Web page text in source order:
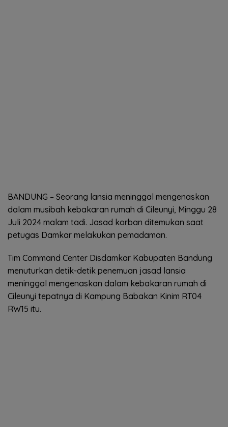
BANDUNG – Seorang lansia meninggal mengenaskan
dalam musibah kebakaran rumah di Cileunyi, Minggu 28
Juli 2024 malam tadi. Jasad korban ditemukan saat
petugas Damkar melakukan pemadaman.
Tim Command Center Disdamkar Kabupaten Bandung
menuturkan detik-detik penemuan jasad lansia
meninggal mengenaskan dalam kebakaran rumah di
Cileunyi tepatnya di Kampung Babakan Kinim RT04
RW15 itu.